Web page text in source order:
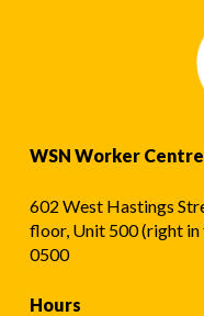
WSN Worker Centre
602 West Hastings
floor, Unit 500 (right
0500
Hours